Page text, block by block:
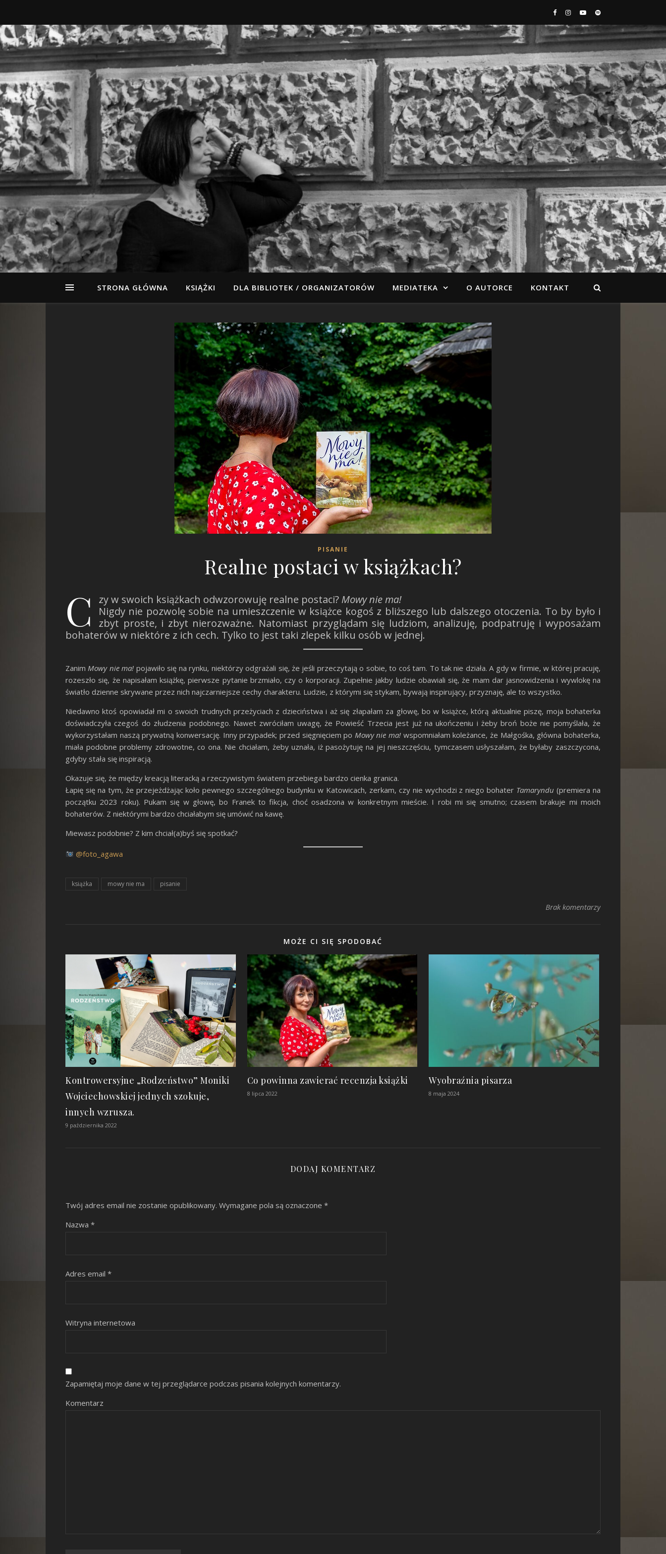
STRONA GŁÓWNA KSIĄŻKI DLA BIBLIOTEK / ORGANIZATORÓW MEDIATEKA O AUTORCE KONTAKT
PISANIE
Realne postaci w książkach?
C zy w swoich książkach odwzorowuję realne postaci? Mowy nie ma!
Nigdy nie pozwolę sobie na umieszczenie w książce kogoś z bliższego lub dalszego otoczenia. To by było i
zbyt proste, i zbyt nierozważne. Natomiast przyglądam się ludziom, analizuję, podpatruję i wyposażam
bohaterów w niektóre z ich cech. Tylko to jest taki zlepek kilku osób w jednej.
ZanimMowy nie ma! pojawiło się na rynku, niektórzy odgrażali się, że jeśli przeczytają o sobie, to coś tam. To tak nie działa. A gdy w firmie, w której pracuję,
rozeszło się, że napisałam książkę, pierwsze pytanie brzmiało, czy o korporacji. Zupełnie jakby ludzie obawiali się, że mam dar jasnowidzenia i wywlokę na
światło dzienne skrywane przez nich najczarniejsze cechy charakteru. Ludzie, z którymi się stykam, bywają inspirujący, przyznaję, ale to wszystko.
Niedawno ktoś opowiadał mi o swoich trudnych przeżyciach z dzieciństwa i aż się złapałam za głowę, bo w książce, którą aktualnie piszę, moja bohaterka
doświadczyła czegoś do złudzenia podobnego. Nawet zwróciłam uwagę, że Powieść Trzecia jest już na ukończeniu i żeby broń boże nie pomyślała, że
wykorzystałam naszą prywatną konwersację. Inny przypadek; przed sięgnięciem po Mowy nie ma! wspomniałam koleżance, że Małgośka, główna bohaterka,
miała podobne problemy zdrowotne, co ona. Nie chciałam, żeby uznała, iż pasożytuję na jej nieszczęściu, tymczasem usłyszałam, że byłaby zaszczycona,
gdyby stała się inspiracją.
Okazuje się, że między kreacją literacką a rzeczywistym światem przebiega bardzo cienka granica.
Łapię się na tym, że przejeżdżając koło pewnego szczególnego budynku w Katowicach, zerkam, czy nie wychodzi z niego bohater Tamaryndu (premiera na
początku 2023 roku). Pukam się w głowę, bo Franek to fikcja, choć osadzona w konkretnym mieście. I robi mi się smutno; czasem brakuje mi moich
bohaterów. Z niektórymi bardzo chciałabym się umówić na kawę.
Miewasz podobnie? Z kim chciał(a)byś się spotkać?
@foto_agawa
książka mowy nie ma pisanie
Brak komentarzy
MOŻE CI SIĘ SPODOBAĆ
Kontrowersyjne „Rodzeństwo” Moniki
Wojciechowskiej jednych szokuje,
innych wzrusza.
9 października 2022
Co powinna zawierać recenzja książki
8 lipca 2022
Wyobraźnia pisarza
8 maja 2024
DODAJ KOMENTARZ
Twój adres email nie zostanie opublikowany. Wymagane pola są oznaczone *
Nazwa *
Adres email *
Witryna internetowa
Zapamiętaj moje dane w tej przeglądarce podczas pisania kolejnych komentarzy.
Komentarz